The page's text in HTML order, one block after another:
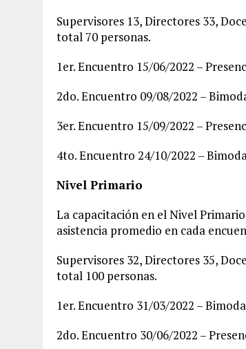
Supervisores 13, Directores 33,
total 70 personas.
1er. Encuentro 15/06/2022 –
2do. Encuentro 09/08/2022 –
3er. Encuentro 15/09/2022 –
4to. Encuentro 24/10/2022 –
Nivel Primario
La capacitación en el Nivel
asistencia promedio en cada
Supervisores 32, Directores 35,
total 100 personas.
1er. Encuentro 31/03/2022 –
2do. Encuentro 30/06/2022 –